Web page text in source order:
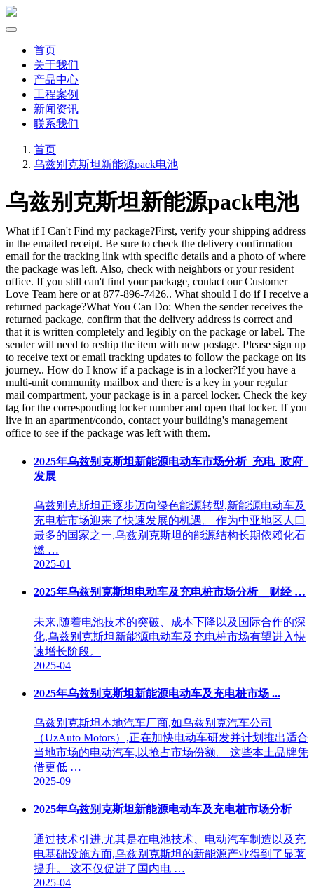
首页
关于我们
产品中心
工程案例
新闻资讯
联系我们
首页
乌兹别克斯坦新能源pack电池
乌兹别克斯坦新能源pack电池
What if I Can't Find my package?First, verify your shipping address
in the emailed receipt. Be sure to check the delivery confirmation
email for the tracking link with specific details and a photo of where
the package was left. Also, check with neighbors or your resident
office. If you still can't find your package, contact our Customer
Love Team here or at 877-896-7426.. What should I do if I receive a
returned package?What You Can Do: When the sender receives the
returned package, confirm that the delivery address is correct and
that it is written completely and legibly on the package or label. The
sender will need to reship the item with new postage. Please sign up
to receive text or email tracking updates to follow the package on its
journey.. How do I know if a package is in a locker?If you have a
multi-unit community mailbox and there is a key in your regular
mail compartment, your package is in a parcel locker. Check the key
tag for the corresponding locker number and open that locker. If you
live in an apartment/condo, contact your building's management
office to see if the package was left with them.
2025年乌兹别克斯坦新能源电动车市场分析_充电_政府_
发展
乌兹别克斯坦正逐步迈向绿色能源转型,新能源电动车及
充电桩市场迎来了快速发展的机遇。 作为中亚地区人口
最多的国家之一,乌兹别克斯坦的能源结构长期依赖化石
燃 …
2025-01
2025年乌兹别克斯坦电动车及充电桩市场分析__财经 …
未来,随着电池技术的突破、成本下降以及国际合作的深
化,乌兹别克斯坦新能源电动车及充电桩市场有望进入快
速增长阶段。
2025-04
2025年乌兹别克斯坦新能源电动车及充电桩市场 ...
乌兹别克斯坦本地汽车厂商,如乌兹别克汽车公司
（UzAuto Motors）,正在加快电动车研发并计划推出适合
当地市场的电动汽车,以抢占市场份额。 这些本土品牌凭
借更低 …
2025-09
2025年乌兹别克斯坦新能源电动车及充电桩市场分析
通过技术引进,尤其是在电池技术、电动汽车制造以及充
电基础设施方面,乌兹别克斯坦的新能源产业得到了显著
提升。 这不仅促进了国内电 …
2025-04